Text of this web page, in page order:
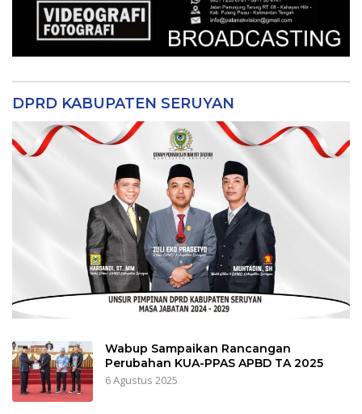
DPRD KABUPATEN SERUYAN
Wabup Sampaikan Rancangan
Perubahan KUA-PPAS APBD TA 2025
6 Agustus 2025